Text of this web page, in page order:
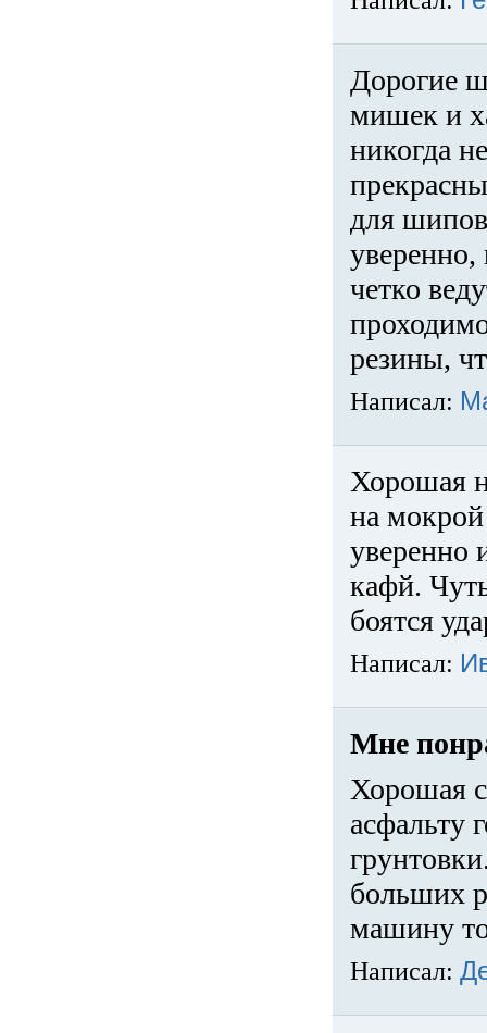
Дорогие
мишек и
никогда
для
четко
резины,
Написал:
Хорошая
на
уверенно
кафй.
боятся
Написал:
Мне
Хорошая
асфальту
больших
машину
Написал: